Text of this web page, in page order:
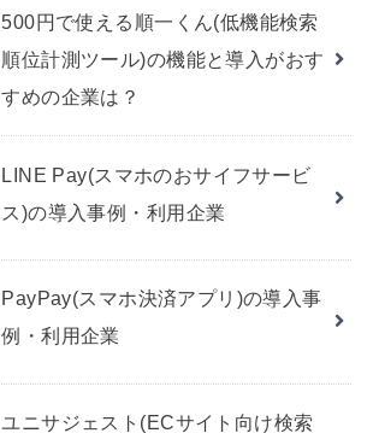
500円で使える順一くん(低機能検索
順位計測ツール)の機能と導入がおす
すめの企業は？
LINE Pay(スマホのおサイフサービ
ス)の導入事例・利用企業
PayPay(スマホ決済アプリ)の導入事
例・利用企業
ユニサジェスト(ECサイト向け検索